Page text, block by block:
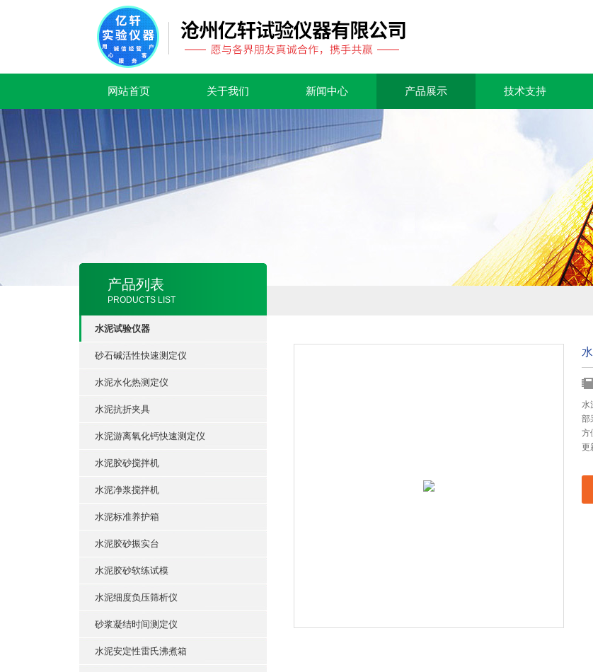
网站首页 关于我们 新闻中心 产品展示 技术支持
产品列表
PRODUCTS LIST
水泥试验仪器
砂石碱活性快速测定仪
水泥水化热测定仪
水泥抗折夹具
水泥游离氧化钙快速测定仪
水泥胶砂搅拌机
水泥净浆搅拌机
水泥标准养护箱
水泥胶砂振实台
水泥胶砂软练试模
水泥细度负压筛析仪
砂浆凝结时间测定仪
水泥安定性雷氏沸煮箱
水
部
方
更